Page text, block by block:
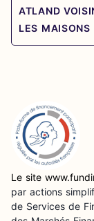
ATLAND
LES MAISONS
Le site
par actions
de Services de